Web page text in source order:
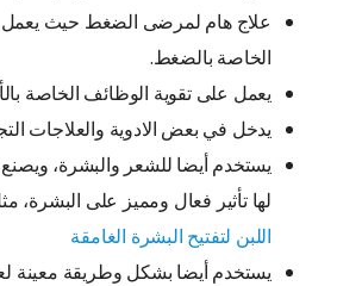
علاج هام لمرضى الضغط حيث
الخاصة بالضغط.
يعمل على تقوية الوظائف الخاصة
يدخل في بعض الادوية والعلاجات
يستخدم أيضا للشعر والبشرة،
لها تأثير فعال ومميز على البشرة،
اللبن لتفتيح البشرة الغامقة
يستخدم أيضا بشكل وطريقة معينة